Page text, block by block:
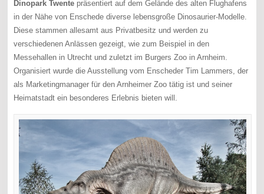
Dinopark Twente präsentiert auf dem Gelände des alten Flughafens
in der Nähe von Enschede diverse lebensgroße Dinosaurier-Modelle.
Diese stammen allesamt aus Privatbesitz und werden zu
verschiedenen Anlässen gezeigt, wie zum Beispiel in den
Messehallen in Utrecht und zuletzt im Burgers Zoo in Arnheim.
Organisiert wurde die Ausstellung vom Enscheder Tim Lammers, der
als Marketingmanager für den Arnheimer Zoo tätig ist und seiner
Heimatstadt ein besonderes Erlebnis bieten will.